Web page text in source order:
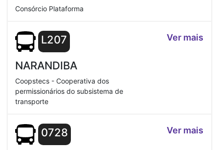
Consórcio Plataforma
L207
NARANDIBA
Coopstecs - Cooperativa dos
permissionários do subsistema de
transporte
Ver mais
0728 Ver mais